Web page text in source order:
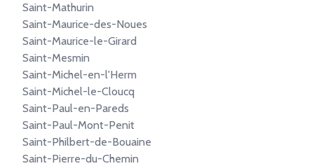
Saint-Mathurin
Saint-Maurice-des-Noues
Saint-Maurice-le-Girard
Saint-Mesmin
Saint-Michel-en-l'Herm
Saint-Michel-le-Cloucq
Saint-Paul-en-Pareds
Saint-Paul-Mont-Penit
Saint-Philbert-de-Bouaine
Saint-Pierre-du-Chemin